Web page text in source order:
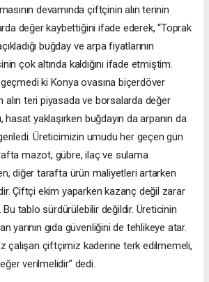
devamında çiftçinin alın terinin
değer kaybettiğini ifade ederek, “Toprak
buğday ve arpa fiyatlarının
çok altında kaldığını ifade etmiştim.
ki Konya ovasına biçerdöver
teri piyasada ve borsalarda değer
hasat yaklaşırken buğdayın da arpanın da
geriledi. Üreticimizin umudu her geçen gün
mazot, gübre, ilaç ve sulama
diğer tarafta ürün maliyetleri artarken
Çiftçi ekim yaparken kazanç değil zarar
Bu tablo sürdürülebilir değildir. Üreticinin
yarının gıda güvenliğini de tehlikeye atar.
çalışan çiftçimiz kaderine terk edilmemeli,
verilmelidir” dedi.